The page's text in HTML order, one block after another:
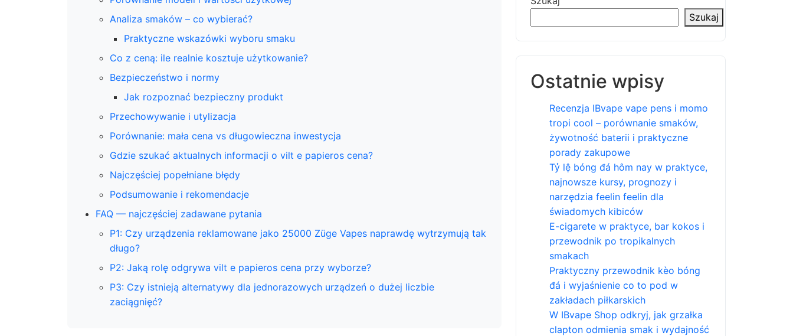
Analiza smaków – co wybierać?
Praktyczne wskazówki wyboru smaku
Co z ceną: ile realnie kosztuje użytkowanie?
Bezpieczeństwo i normy
Jak rozpoznać bezpieczny produkt
Przechowywanie i utylizacja
Porównanie: mała cena vs długowieczna inwestycja
Gdzie szukać aktualnych informacji o vilt e papieros cena?
Najczęściej popełniane błędy
Podsumowanie i rekomendacje
FAQ — najczęściej zadawane pytania
P1: Czy urządzenia reklamowane jako 25000 Züge Vapes naprawdę wytrzymują tak
długo?
P2: Jaką rolę odgrywa vilt e papieros cena przy wyborze?
P3: Czy istnieją alternatywy dla jednorazowych urządzeń o dużej liczbie
zaciągnięć?
Szukaj
Ostatnie wpisy
Recenzja IBvape vape pens i momo
tropi cool – porównanie smaków,
żywotność baterii i praktyczne
porady zakupowe
Tỷ lệ bóng đá hôm nay w praktyce,
najnowsze kursy, prognozy i
narzędzia feelin feelin dla
świadomych kibiców
E-cigarete w praktyce, bar kokos i
przewodnik po tropikalnych
smakach
Praktyczny przewodnik kèo bóng
đá i wyjaśnienie co to pod w
zakładach piłkarskich
W IBvape Shop odkryj, jak grzałka
clapton odmienia smak i wydajność